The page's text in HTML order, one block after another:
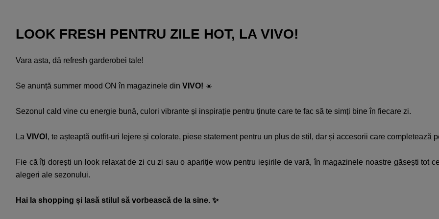
LOOK FRESH PENTRU ZILE HOT, LA VIVO!​
Vara asta, dă refresh garderobei tale! ​
Se anunță summer mood ON în magazinele din VIVO! ☀️​
Sezonul cald vine cu energie bună, culori vibrante și inspirație pentru ținute care te fac să te simți bine în fiecare zi. ​
La VIVO!, te așteaptă outfit-uri lejere și colorate, piese statement pentru un plus de stil, dar și accesorii care completează
Fie că îți dorești un look relaxat de zi cu zi sau o apariție wow pentru ieșirile de vară, în magazinele noastre găsești tot
alegeri ale sezonului.​
Hai la shopping și lasă stilul să vorbească de la sine. ✨